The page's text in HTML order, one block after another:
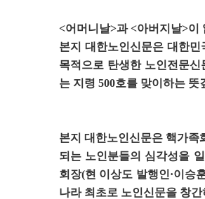
<어머니날>과<아버지날>이
본지 대한노인신문은 대한
목적으로 탄생한 노인전문신
는 지령 500호를 맞이하는 뜻
본지 대한노인신문은 핵가족
되는 노인분들의 심각성을
회장(현 이상도 발행인·이승
나라 최초로 노인신문을 창